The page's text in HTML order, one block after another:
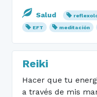
Salud
EFT
meditación
Reiki
Hacer que tu
a través de mis